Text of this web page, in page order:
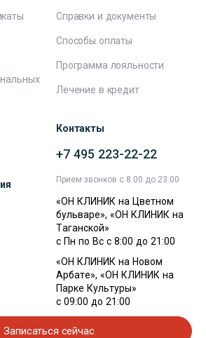
Справки и документы
Способы оплаты
Программа лояльности
Лечение в кредит
Контакты
+7 495 223-22-22
Прием звонков с 8:00 до 23:00
«ОН КЛИНИК на Цветном
бульваре», «ОН КЛИНИК на
Таганской»
с Пн по Вс с 8:00 до 21:00
«ОН КЛИНИК на Новом
Арбате», «ОН КЛИНИК на
Парке Культуры»
с 09:00 до 21:00
Записаться сейчас